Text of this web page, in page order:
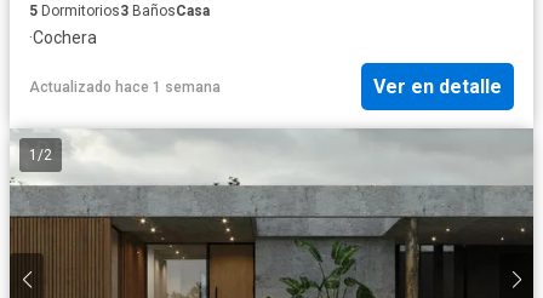
5 Dormitorios3 BañosCasa
·Cochera
Actualizado hace 1 semana Ver en detalle
1 /2